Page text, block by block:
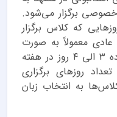
برگزار می‌شود.
که کلاس برگزار
معمولاً به صورت
دو روز در هفته و کلاس‌های فشرده ۳ الی ۴ روز در هفته
روزهای برگزاری
به انتخاب زبان